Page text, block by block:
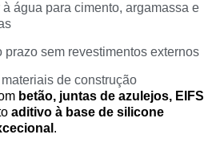
água para cimento, argamassa e
sem revestimentos externos
de construção
betão, juntas de azulejos, EIFS
aditivo à base de silicone
.